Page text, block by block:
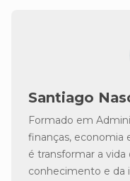
Santiago
Formado em
finanças, economia
é transformar a vida
conhecimento e da